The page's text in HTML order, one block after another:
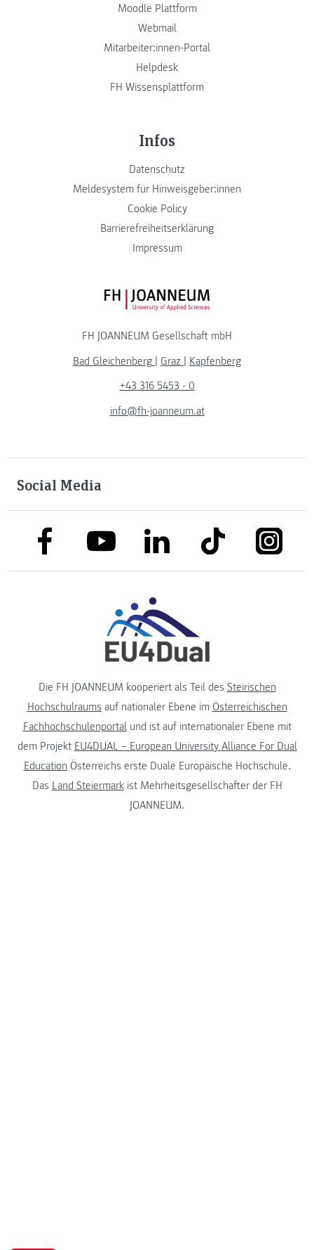
Moodle Plattform
Webmail
Mitarbeiter:innen-Portal
Helpdesk
FH Wissensplattform
Infos
Datenschutz
Meldesystem für Hinweisgeber:innen
Cookie Policy
Barrierefreiheitserklärung
Impressum
FH JOANNEUM Logo
FH JOANNEUM Gesellschaft mbH
Bad Gleichenberg | Graz | Kapfenberg
+43 316 5453 - 0
info@fh-joanneum.at
Social Media
link to facebooklink to youtubelink to linkedinlink to tiktok link to
Die FH JOANNEUM kooperiert als Teil des Steirischen
Hochschulraums auf nationaler Ebene im Österreichischen
Fachhochschulenportalund ist auf internationaler Ebene mit
dem Projekt EU4DUAL – European University Alliance For Dual
Education Österreichs erste Duale Europäische Hochschule.
Das Land Steiermarkist Mehrheitsgesellschafter der FH
JOANNEUM.